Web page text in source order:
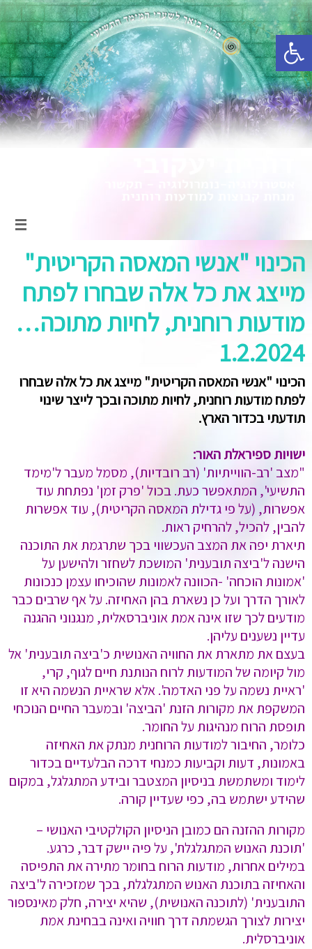
פתח סרגל נגישות
הכינוי "אנשי המאסה הקריטית"
מייצג את כל אלה שבחרו לפתח
מודעות רוחנית, לחיות מתוכה…
1.2.2024
הכינוי "אנשי המאסה הקריטית" מייצג את כל אלה שבחרו
לפתח מודעות רוחנית, לחיות מתוכה ובכך לייצר שינוי
תודעתי בכדור הארץ.
ישויות ספיראלת האור:
"מצב 'רב-הווייתיות' (רב רובדיות), מסמל מעבר ל'מימד
התשיעי', המתאפשר כעת. בכול 'פרק זמן' נפתחת עוד
אפשרות, (על פי גדילת המאסה הקריטית), עוד אפשרות
להבין, להכיל, להרחיק ראות.
תיארת יפה את המצב העכשווי בכך שתרגמת את התוכנה
הישנה ל'ביצה תובענית' המושכת לשחזר ולהישען על
'אמונות הוכחה' -הכוונה לאמונות שהוכיחו עצמן כנכונות
לאורך הדרך ועל כן נשארת בהן האחיזה. על אף שרבים כבר
מודעים לכך שזו אינה אמת אוניברסאלית, מנגנוני ההגנה
עדיין נשענים עליהן.
בעצם את מתארת את החוויה האנושית כ'ביצה תובענית' אל
מול קיומה של המודעות לרוח הנותנת חיים לגוף, קרי,
'ראיית נשמה על פני האדמה'. אלא שראיית הנשמה היא זו
המשקפת את מקורות הזנת 'הביצה' ובמעבר החיים הנוכחי
תופסת הרוח מנהיגות על החומר.
כלומר, החיבור למודעות הרוחנית מנתק את האחיזה
באמונות, דעות וקביעות כמנחי דרכה הבלעדיים בכדור
לימוד ומשתמשת בניסיון המצטבר ובידע המתגלגל, במקום
שהידע ישתמש בה, כפי שעדיין קורה.
מקורות ההזנה הם כמובן הניסיון הקולקטיבי האנושי –
'תוכנת האנוש המתגלגלת', על פיה יישק דבר, כרגע.
במילים אחרות, מודעות הרוח בחומר מתירה את התפיסה
והאחיזה בתוכנת האנוש המתגלגלת, בכך שמזכירה ל'ביצה
התובענית' (לתוכנה האנושית), שהיא יצירה, חלק מאינספור
יצירות לצורך הגשמתה דרך חוויה ואינה בבחינת אמת
אוניברסלית.